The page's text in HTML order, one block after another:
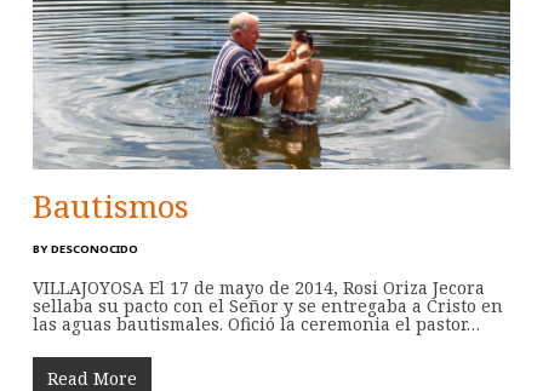
Bautismos
BY DESCONOCIDO
VILLAJOYOSA El 17 de mayo de 2014, Rosi Oriza Jecora
sellaba su pacto con el Señor y se entregaba a Cristo en
las aguas bautismales. Ofició la ceremonia el pastor…
Read More